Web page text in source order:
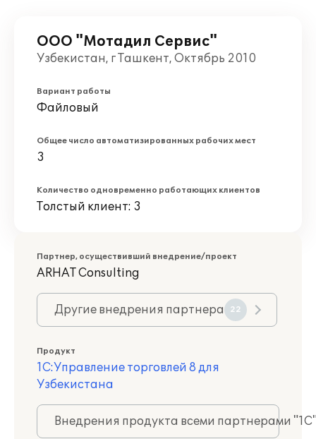
ООО "Мотадил Сервис"
Узбекистан, г Ташкент, Октябрь 2010
Вариант работы
Файловый
Общее число автоматизированных рабочих мест
3
Количество одновременно работающих клиентов
Толстый клиент: 3
Партнер, осуществивший внедрение/проект
ARHAT Consulting
Другие внедрения партнера 22
Продукт
1С:Управление торговлей 8 для
Узбекистана
Внедрения продукта всеми партнерами